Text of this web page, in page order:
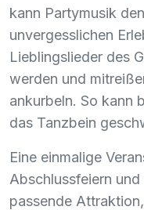
kann Partymusik
unvergesslichen
Lieblingslieder des
werden und
ankurbeln. So kann
das Tanzbein
Eine einmalige
Abschlussfeiern
passende